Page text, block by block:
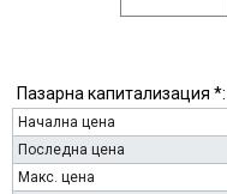
Пазарна капитализация *:
Начална цена
Последна цена
Макс. цена